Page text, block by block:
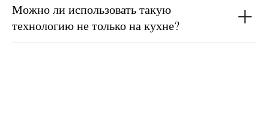
Можно ли использовать такую
технологию не только на кухне?